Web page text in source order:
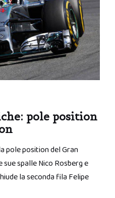
pole position
pole position del Gran
spalle Nico Rosberg e
la seconda fila Felipe